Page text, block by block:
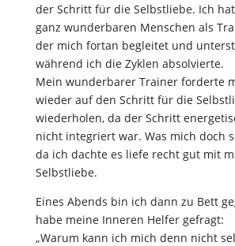
der Schritt für die Selbstliebe. Ich
ganz wunderbaren Menschen als
der mich fortan begleitet und
während ich die Zyklen absolvierte.
Mein wunderbarer Trainer forderte
wieder auf den Schritt für die
wiederholen, da der Schritt
nicht integriert war. Was mich doch
da ich dachte es liefe recht gut mit
Selbstliebe.
Eines Abends bin ich dann zu Bett
habe meine Inneren Helfer gefragt:
„Warum kann ich mich denn nicht